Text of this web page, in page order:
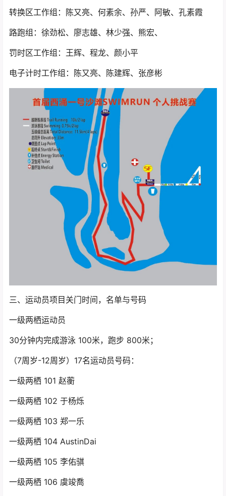
转换区工作组：陈又亮、何素余、孙严、阿敏、孔素霞
路跑组：徐劲松、廖志雄、林少强、熊宏、
罚时区工作组：王辉、程龙、颜小平
电子计时工作组：陈又亮、陈建辉、张彦彬
三、运动员项目关门时间，名单与号码
一级两栖运动员
30分钟内完成游泳 100米，跑步 800米；
（7周岁-12周岁）17名运动员号码：
一级两栖 101 赵蘅
一级两栖 102 于杨烁
一级两栖 103 郑一乐
一级两栖 104 AustinDai
一级两栖 105 李佑骐
一级两栖 106 虞竣喬